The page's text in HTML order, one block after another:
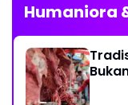
Humaniora